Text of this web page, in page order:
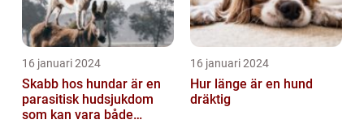
16 januari 2024
Skabb hos hundar är en
parasitisk hudsjukdom
som kan vara både
16 januari 2024
Hur länge är en hund
dräktig